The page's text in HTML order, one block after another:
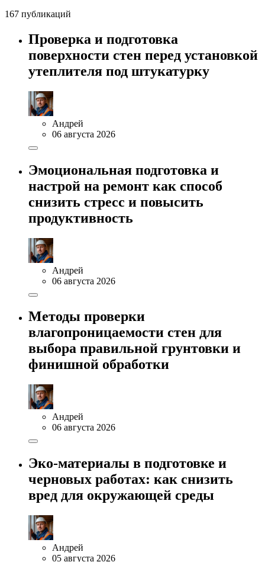
167 публикаций
Проверка и подготовка
поверхности стен перед установкой
утеплителя под штукатурку
Андрей
06 августа 2026
Эмоциональная подготовка и
настрой на ремонт как способ
снизить стресс и повысить
продуктивность
Андрей
06 августа 2026
Методы проверки
влагопроницаемости стен для
выбора правильной грунтовки и
финишной обработки
Андрей
06 августа 2026
Эко-материалы в подготовке и
черновых работах: как снизить
вред для окружающей среды
Андрей
05 августа 2026